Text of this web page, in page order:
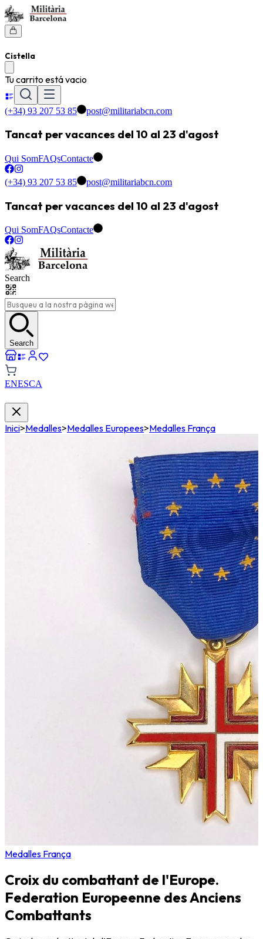
Cistella
Tu carrito está vacio
(+34) 93 207 53 85 post@militariabcn.com
Tancat per vacances del 10 al 23 d'agost
Qui SomFAQsContacte
(+34) 93 207 53 85 post@militariabcn.com
Tancat per vacances del 10 al 23 d'agost
Qui SomFAQsContacte
Search
Search
ENESCA
Inici>Medalles>Medalles Europees>Medalles França
Medalles França
Croix du combattant de l'Europe.
Federation Europeenne des Anciens
Combattants